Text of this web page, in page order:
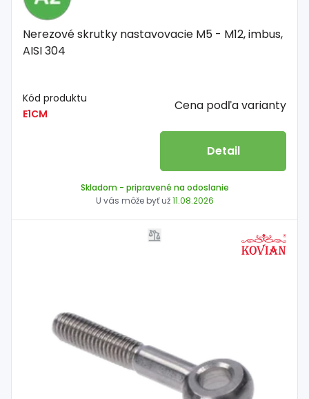
Nerezové skrutky nastavovacie M5 - M12, imbus,
AISI 304
Kód produktu
E1CM
Cena podľa varianty
Detail
Skladom - pripravené na odoslanie
U vás môže byť už11.08.2026